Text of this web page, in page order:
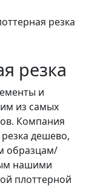
резка
резка
и
из самых
Компания
дешево,
образцам/
нашими
плоттерной